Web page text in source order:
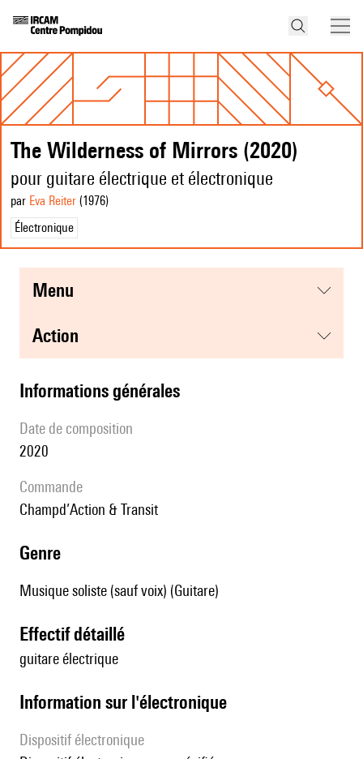
The Wilderness of Mirrors (2020)
pour guitare électrique et électronique
par Eva Reiter (1976)
Électronique
menu
action
informations générales
date de composition
2020
Commande
Champd’Action & Transit
genre
Musique soliste (sauf voix) (Guitare)
effectif détaillé
guitare électrique
Information sur l'électronique
Dispositif électronique